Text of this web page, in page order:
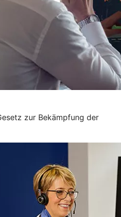
zur Bekämpfung der